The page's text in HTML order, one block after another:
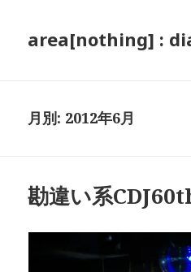
area[nothing] :
月別: 2012年6月
勘違い系